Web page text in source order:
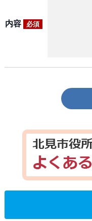
内容 必須